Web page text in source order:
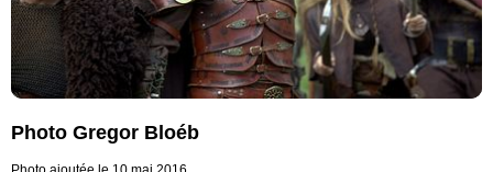
Photo Gregor Bloéb